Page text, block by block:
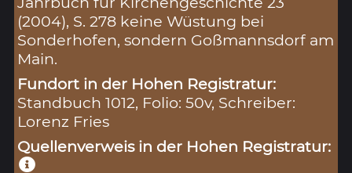
(2004), S. 278 keine Wüstung bei
Sonderhofen, sondern Goßmannsdorf am
Main.
Fundort in der Hohen Registratur:
Standbuch 1012, Folio: 50v, Schreiber:
Lorenz Fries
Quellenverweis in der Hohen Registratur: